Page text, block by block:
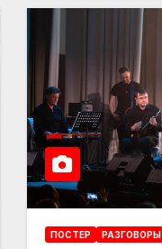
ПОСТЕР РАЗГОВОРЫ